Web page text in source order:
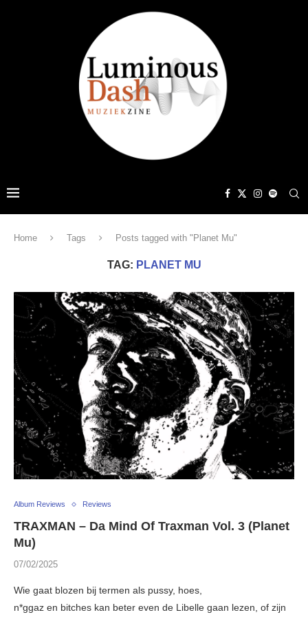
Home Tags Posts tagged with "Planet Mu"
TAG: PLANET MU
Album Reviews Reviews
TRAXMAN – Da Mind Of Traxman Vol. 3 (Planet
Mu)
07/02/2025
Wie gaat blozen bij termen als pussy, hoes,
n*ggaz en bitches kan beter even de Libelle gaan lezen, of zijn